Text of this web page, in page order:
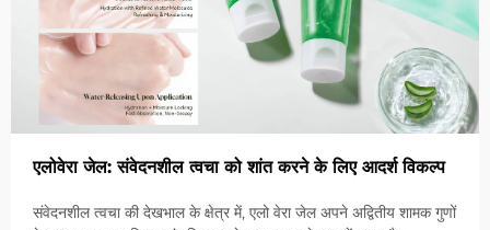
एलोवेरा जेल: संवेदनशील त्वचा को शांत करने के लिए आदर्श विकल्प
संवेदनशील त्वचा की देखभाल के क्षेत्र में, एलो वेरा जेल अपने अद्वितीय शामक गुणों